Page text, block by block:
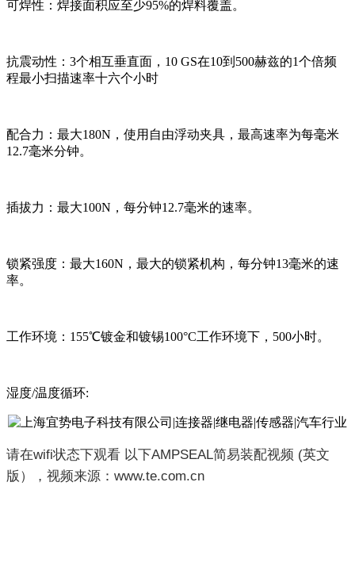
可焊性：焊接面积应至少95%的焊料覆盖。
抗震动性：3个相互垂直面，10 GS在10到500赫兹的1个倍频
程最小扫描速率十六个小时
配合力：最大180N，使用自由浮动夹具，最高速率为每毫米
12.7毫米分钟。
插拔力：最大100N，每分钟12.7毫米的速率。
锁紧强度：最大160N，最大的锁紧机构，每分钟13毫米的速
率。
工作环境：155℃镀金和镀锡100°C工作环境下，500小时。
湿度/温度循环:
请在wifi状态下观看 以下AMPSEAL简易装配视频 (英文
版），视频来源：www.te.com.cn